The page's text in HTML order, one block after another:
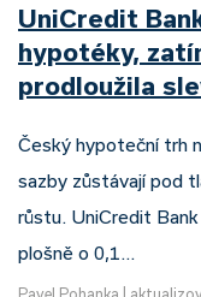
UniCredit
hypotéky,
prodloužila
Český hypoteční trh
sazby zůstávají pod
růstu. UniCredit
plošně o 0,1…